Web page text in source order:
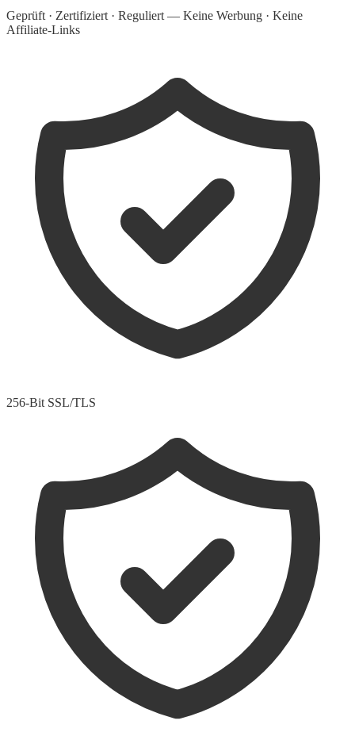
Geprüft · Zertifiziert · Reguliert — Keine Werbung · Keine
Affiliate-Links
256-Bit SSL/TLS